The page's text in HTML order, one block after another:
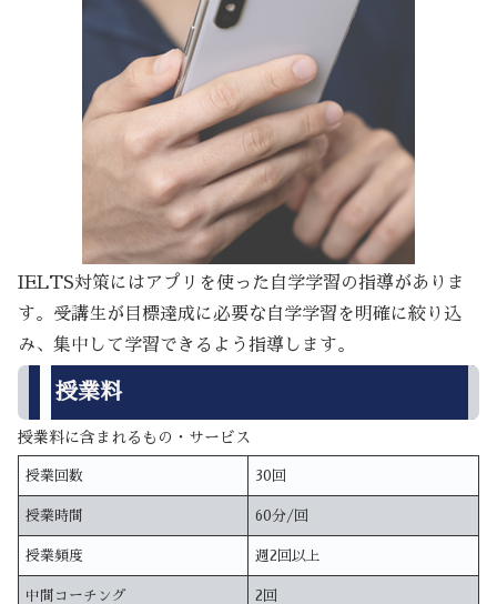
IELTS対策にはアプリを使った自学学習の指導がありま
す。受講生が目標達成に必要な自学学習を明確に絞り込
み、集中して学習できるよう指導します。
授業料
授業料に含まれるもの・サービス
授業回数 30回
授業時間 60分/回
授業頻度 週2回以上
中間コーチング 2回